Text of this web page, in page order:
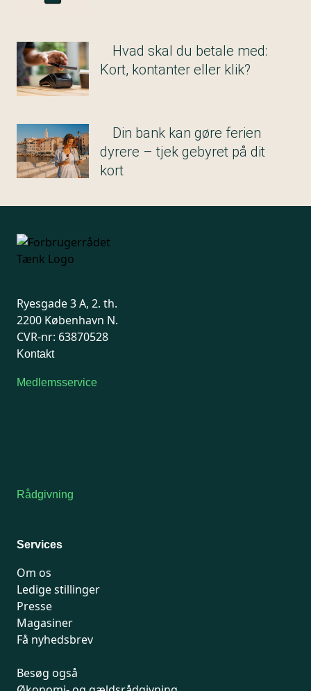
Hvad skal du betale med:
Kort, kontanter eller klik?
Din bank kan gøre ferien
dyrere – tjek gebyret på dit
kort
Ryesgade 3 A, 2. th.
2200 København N.
CVR-nr: 63870528
Kontakt
Medlemsservice
Rådgivning
Services
Om os
Ledige stillinger
Presse
Magasiner
Få nyhedsbrev
Besøg også